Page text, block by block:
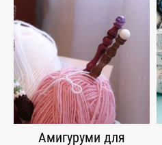
Амигуруми для